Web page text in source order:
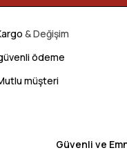
& Değişim
ödeme
müşteri
Güvenli ve